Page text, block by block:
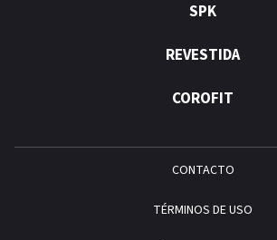
SPK
REVESTIDA
COROFIT
CONTACTO
TÉRMINOS DE USO